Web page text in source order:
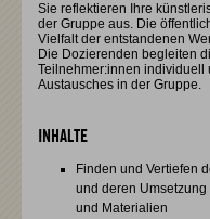
Sie reflektieren Ihre
der Gruppe aus. Die
Vielfalt der entstandenen
Die Dozierenden begleiten
Teilnehmer:innen individuell
Austausches in der Gruppe.
INHALTE
Finden und Vertiefen
und deren
und Materialien